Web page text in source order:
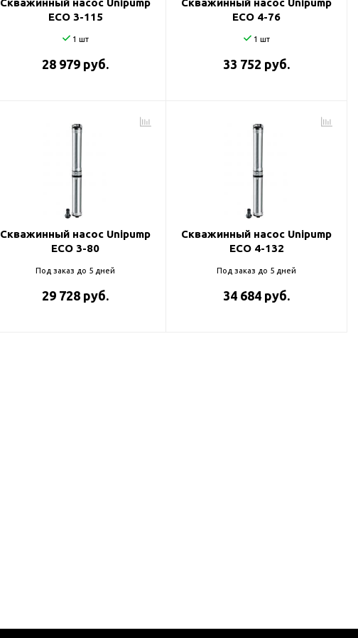
Скважинный насос Unipump
ECO 3-115
1 шт
28 979 руб.
Скважинный насос Unipump
ECO 4-76
1 шт
33 752 руб.
Скважинный насос Unipump
ECO 3-80
Под заказ до 5 дней
29 728 руб.
Скважинный насос Unipump
ECO 4-132
Под заказ до 5 дней
34 684 руб.